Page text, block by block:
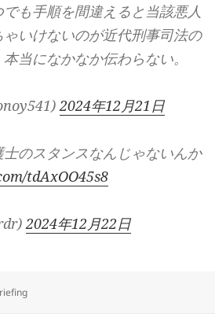
も手順を間違えると当該悪人
いけないのが近代刑事司法の
当になかなか伝わらない。
2024年12月21日
のスタンスなんじゃないんか
tdAxOO45s8
2024年12月22日